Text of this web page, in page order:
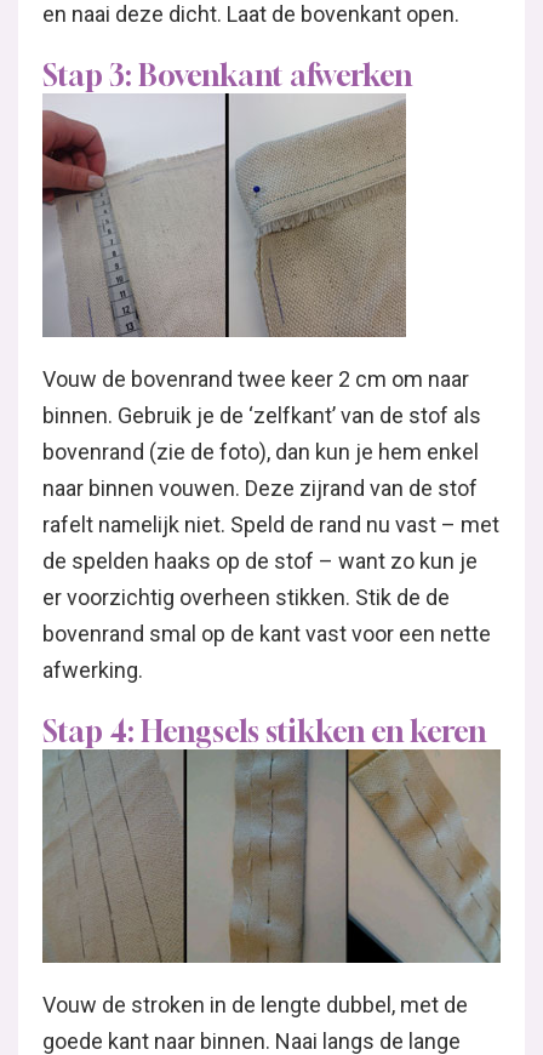
en naai deze dicht. Laat de bovenkant open.
Stap 3: Bovenkant afwerken
Vouw de bovenrand twee keer 2 cm om naar
binnen. Gebruik je de ‘zelfkant’ van de stof als
bovenrand (zie de foto), dan kun je hem enkel
naar binnen vouwen. Deze zijrand van de stof
rafelt namelijk niet. Speld de rand nu vast – met
de spelden haaks op de stof – want zo kun je
er voorzichtig overheen stikken. Stik de de
bovenrand smal op de kant vast voor een nette
afwerking.
Stap 4: Hengsels stikken en keren
Vouw de stroken in de lengte dubbel, met de
goede kant naar binnen. Naai langs de lange